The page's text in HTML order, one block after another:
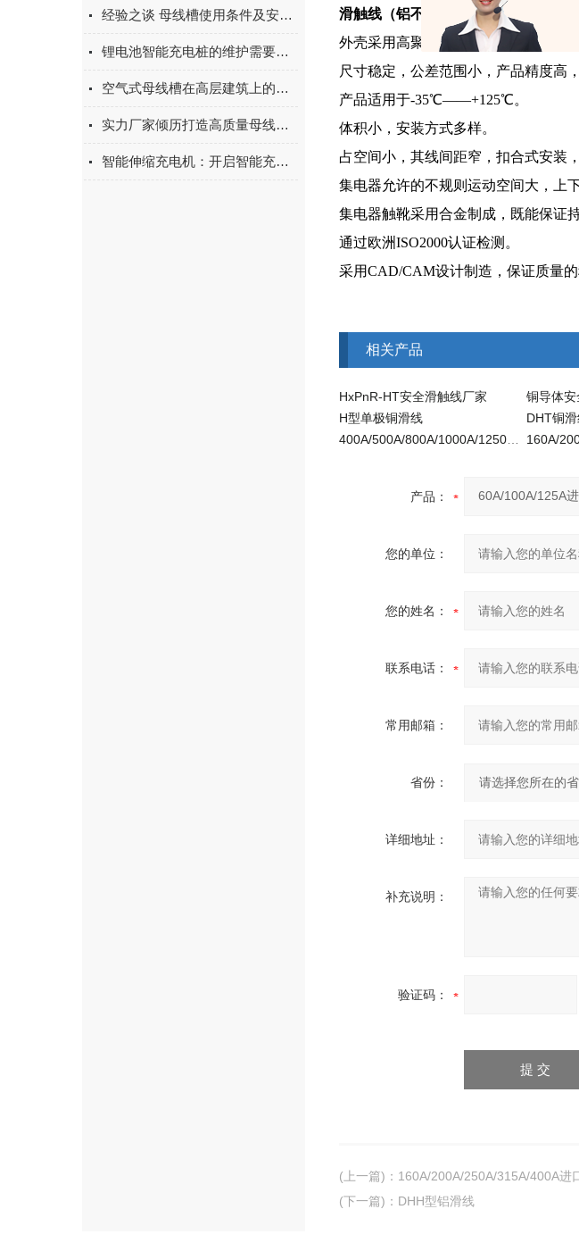
经验之谈 母线槽使用条件及安装要求有哪些讲究
锂电池智能充电桩的维护需要注意什么？
空气式母线槽在高层建筑上的应用
实力厂家倾历打造高质量母线槽 为电气工程出力
智能伸缩充电机：开启智能充电新体验
滑触线（铝不锈钢导杆）材料选用严格
外壳采用高聚乙醛脂制成，有强度高
尺寸稳定，公差范围小，产品精度高
产品适用于-35℃——+125℃。
体积小，安装方式多样。
占空间小，其线间距窄，扣合式安装
集电器允许的不规则运动空间大，上下
集电器触靴采用合金制成，既能保证
通过欧洲ISO2000认证检测。
采用CAD/CAM设计制造，保证质量的
相关产品
HxPnR-HT安全滑触线厂家 铜导体
H型单极铜滑线
DHT铜
产品：
您的单位：
您的姓名：
联系电话：
常用邮箱：
省份：
详细地址：
补充说明：
验证码：
(上一篇) ： 160A/200A/250A/315A/400A进
(下一篇) ： DHH型铝滑线